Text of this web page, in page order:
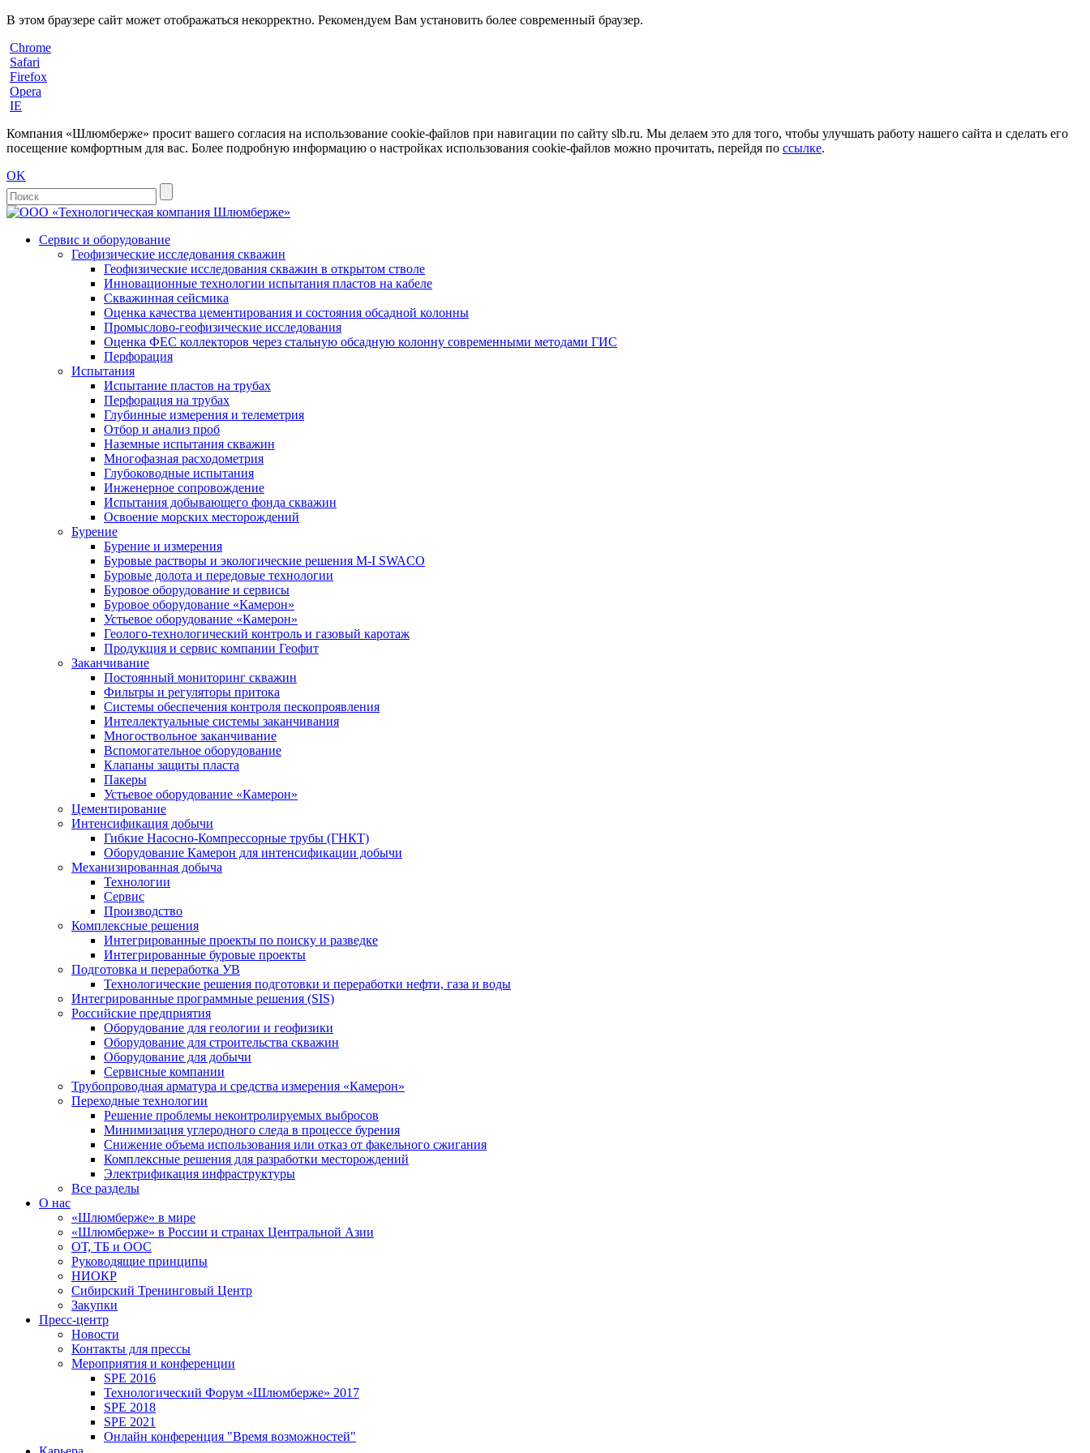
В этом браузере сайт может отображаться некорректно. Рекомендуем Вам установить более современный браузер.
Chrome
Safari
Firefox
Opera
IE
Компания «Шлюмберже» просит вашего согласия на использование cookie-файлов при навигации по сайту slb.ru. Мы делаем это для того, чтобы улучшать работу нашего сайта и сделать его
посещение комфортным для вас. Более подробную информацию о настройках использования cookie-файлов можно прочитать, перейдя по ссылке.
OK
Сервис и оборудование
Геофизические исследования скважин
Геофизические исследования скважин в открытом стволе
Инновационные технологии испытания пластов на кабеле
Скважинная сейсмика
Оценка качества цементирования и состояния обсадной колонны
Промыслово-геофизические исследования
Оценка ФЕС коллекторов через стальную обсадную колонну современными методами ГИС
Перфорация
Испытания
Испытание пластов на трубах
Перфорация на трубах
Глубинные измерения и телеметрия
Отбор и анализ проб
Наземные испытания скважин
Многофазная расходометрия
Глубоководные испытания
Инженерное сопровождение
Испытания добывающего фонда скважин
Освоение морских месторождений
Бурение
Бурение и измерения
Буровые растворы и экологические решения M-I SWACO
Буровые долота и передовые технологии
Буровое оборудование и сервисы
Буровое оборудование «Камерон»
Устьевое оборудование «Камерон»
Геолого-технологический контроль и газовый каротаж
Продукция и сервис компании Геофит
Заканчивание
Постоянный мониторинг скважин
Фильтры и регуляторы притока
Cистемы обеспечения контроля пескопроявления
Интеллектуальные системы заканчивания
Многоствольное заканчивание
Вспомогательное оборудование
Клапаны защиты пласта
Пакеры
Устьевое оборудование «Камерон»
Цементирование
Интенсификация добычи
Гибкие Насосно-Компрессорные трубы (ГНКТ)
Оборудование Камерон для интенсификации добычи
Механизированная добыча
Технологии
Сервис
Производство
Комплексные решения
Интегрированные проекты по поиску и разведке
Интегрированные буровые проекты
Подготовка и переработка УВ
Технологические решения подготовки и переработки нефти, газа и воды
Интегрированные программные решения (SIS)
Российские предприятия
Оборудование для геологии и геофизики
Оборудование для строительства скважин
Оборудование для добычи
Сервисные компании
Трубопроводная арматура и средства измерения «Камерон»
Переходные технологии
Решение проблемы неконтролируемых выбросов
Минимизация углеродного следа в процессе бурения
Снижение объема использования или отказ от факельного сжигания
Комплексные решения для разработки месторождений
Электрификация инфраструктуры
Все разделы
О нас
«Шлюмберже» в мире
«Шлюмберже» в России и странах Центральной Азии
ОТ, ТБ и ООС
Руководящие принципы
НИОКР
Сибирский Тренинговый Центр
Закупки
Пресс-центр
Новости
Контакты для прессы
Мероприятия и конференции
SPE 2016
Технологический Форум «Шлюмберже» 2017
SPE 2018
SPE 2021
Онлайн конференция "Время возможностей"